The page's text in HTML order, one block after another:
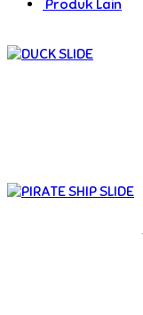
Produk Lain